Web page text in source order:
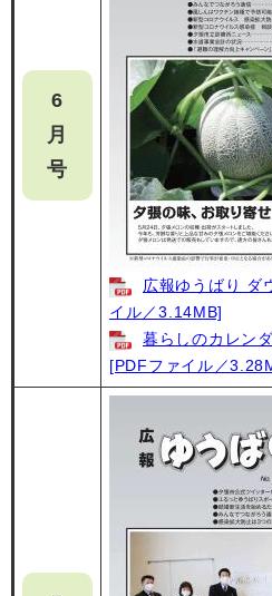
6
月
号
広報ゆうばり ダ
イル／3.14MB]
暮らしのカレン
[PDFファイル／